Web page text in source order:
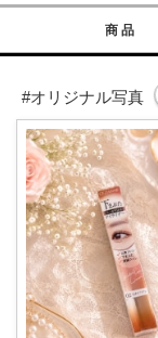
商品
#オリジナル写真